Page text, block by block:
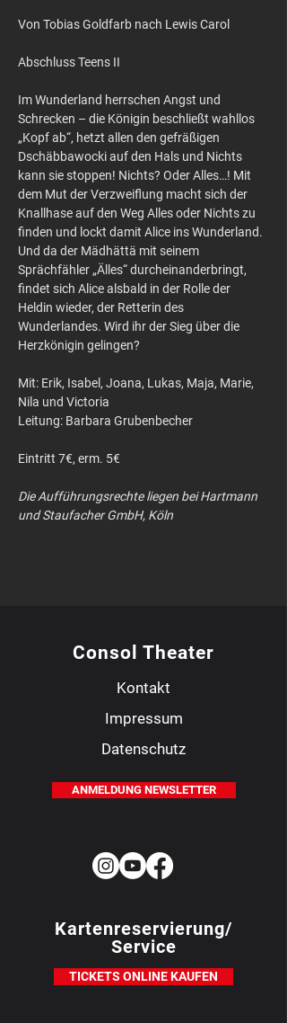
Von Tobias Goldfarb nach Lewis Carol
Abschluss Teens II
Im Wunderland herrschen Angst und
Schrecken – die Königin beschließt wahllos
„Kopf ab“, hetzt allen den gefräßigen
Dschäbbawocki auf den Hals und Nichts
kann sie stoppen! Nichts? Oder Alles…! Mit
dem Mut der Verzweiflung macht sich der
Knallhase auf den Weg Alles oder Nichts zu
finden und lockt damit Alice ins Wunderland.
Und da der Mädhättä mit seinem
Sprächfähler „Älles“ durcheinanderbringt,
findet sich Alice alsbald in der Rolle der
Heldin wieder, der Retterin des
Wunderlandes. Wird ihr der Sieg über die
Herzkönigin gelingen?
Mit: Erik, Isabel, Joana, Lukas, Maja, Marie,
Nila und Victoria
Leitung: Barbara Grubenbecher
Eintritt 7€, erm. 5€
Die Aufführungsrechte liegen bei Hartmann
und Staufacher GmbH, Köln
Consol Theater
Kontakt
Impressum
Datenschutz
ANMELDUNG NEWSLETTER
Kartenreservierung/
Service
TICKETS ONLINE KAUFEN